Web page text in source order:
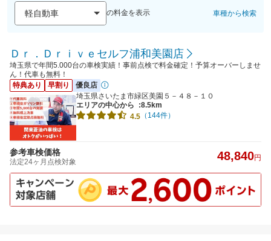
の料金を表示 車種から検索
Ｄｒ．Ｄｒｉｖｅセルフ浦和美園店
埼玉県で年間5.000台の車検実績！事前点検で料金確定！予算オーバーしませ
ん！代車も無料！
特典あり
早割り
優良店
埼玉県さいたま市緑区美園５－４８－１０
エリアの中心から
:8.5km
4.5 （144件）
参考車検価格
法定24ヶ月点検対象 48,840円